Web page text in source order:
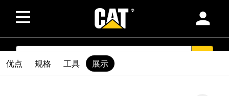
person
SEARCH
优点 规格 工具 展示